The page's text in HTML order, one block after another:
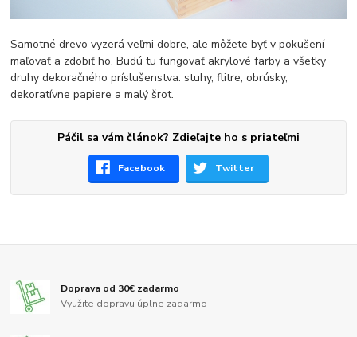
Samotné drevo vyzerá veľmi dobre, ale môžete byť v pokušení
maľovať a zdobiť ho. Budú tu fungovať akrylové farby a všetky
druhy dekoračného príslušenstva: stuhy, flitre, obrúsky,
dekoratívne papiere a malý šrot.
Páčil sa vám článok? Zdieľajte ho s priateľmi
Facebook Twitter
Doprava od 30€ zadarmo
Využite dopravu úplne zadarmo